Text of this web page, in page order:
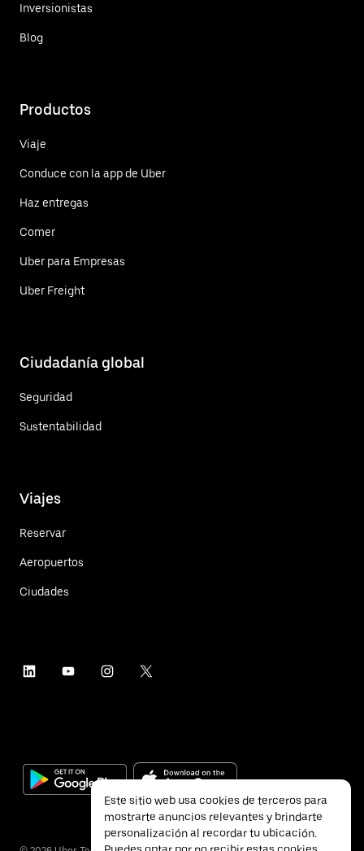
Inversionistas
Blog
Productos
Viaje
Conduce con la app de Uber
Haz entregas
Comer
Uber para Empresas
Uber Freight
Ciudadanía global
Seguridad
Sustentabilidad
Viajes
Reservar
Aeropuertos
Ciudades
Este sitio web usa cookies de terceros para
mostrarte anuncios relevantes y brindarte
personalización al recordar tu ubicación.